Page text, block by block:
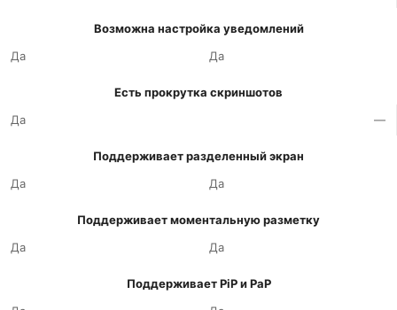
Возможна настройка уведомлений
Да
Да
Есть прокрутка скриншотов
Да
—
Поддерживает разделенный экран
Да
Да
Поддерживает моментальную разметку
Да
Да
Поддерживает PiP и PaP